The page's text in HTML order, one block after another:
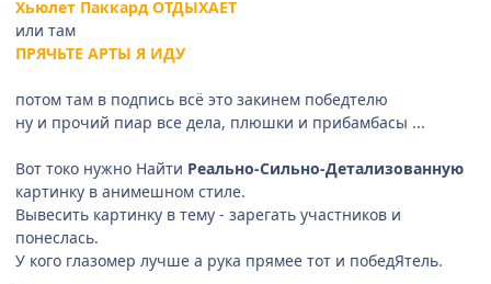
Хьюлет Паккард ОТДЫХАЕТ
или там
ПРЯЧЬТЕ АРТЫ Я ИДУ
потом там в подпись всё это закинем победтелю
ну и прочий пиар все дела, плюшки и прибамбасы ...
Вот токо нужно Найти Реально-Cильно-Детализованную
картинку в анимешном стиле.
Вывесить картинку в тему - зарегать участников и
понеслась.
У кого глазомер лучше а рука прямее тот и победЯтель.